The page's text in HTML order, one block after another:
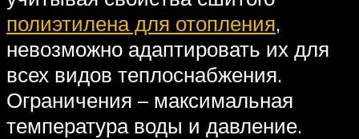
полиэтилена для отопления,
невозможно адаптировать их для
всех видов теплоснабжения.
Ограничения – максимальная
температура воды и давление.